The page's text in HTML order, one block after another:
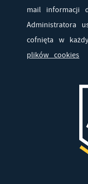
mail informacji
Administratora
cofnięta w
plików cookies